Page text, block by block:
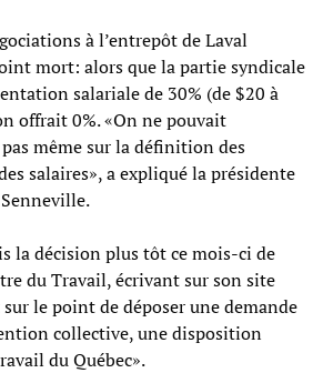
à l’entrepôt de Laval
mort: alors que la partie syndicale
salariale de 30% (de $20 à
offrait 0%. «On ne pouvait
même sur la définition des
salaires», a expliqué la présidente
la décision plus tôt ce mois-ci de
du Travail, écrivant sur son site
le point de déposer une demande
collective, une disposition
du Québec».